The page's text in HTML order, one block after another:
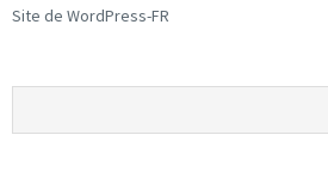
Site de WordPress-FR